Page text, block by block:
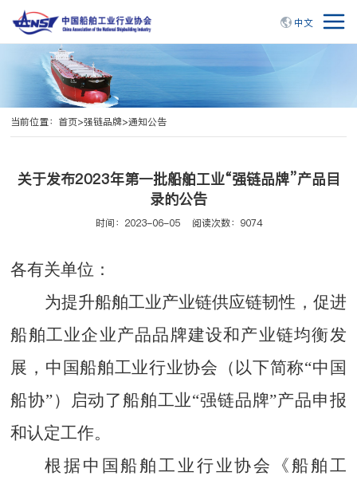
中文
当前位置： 首页>强链品牌>通知公告
关于发布2023年第一批船舶工业“强链品牌”产品目
录的公告
时间：2023-06-05 阅读次数：9074
各有关单位：
为提升船舶工业产业链供应链韧性，促进
船舶工业企业产品品牌建设和产业链均衡发
展，中国船舶工业行业协会（以下简称“中国
船协”）启动了船舶工业“强链品牌”产品申报
和认定工作。
根据中国船舶工业行业协会《船舶工